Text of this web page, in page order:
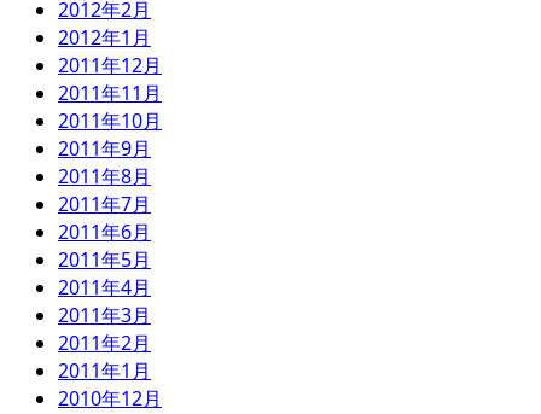
2012年2月
2012年1月
2011年12月
2011年11月
2011年10月
2011年9月
2011年8月
2011年7月
2011年6月
2011年5月
2011年4月
2011年3月
2011年2月
2011年1月
2010年12月